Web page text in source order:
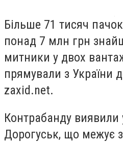
Більше 71 тисяч
понад 7 млн грн
митники у двох
прямували з України
zaxid.net.
Контрабанду виявили
Дорогуськ, що межує